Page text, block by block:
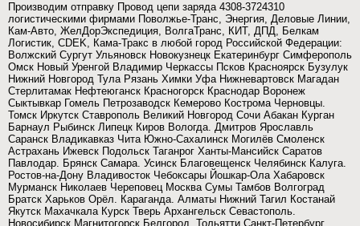
Производим отправку Провод цепи заряда 4308-3724310
логистическими фирмами Поволжье-Транс, Энергия, Деловые Линии,
Кам-Авто, ЖелДорЭкспедиция, ВолгаТранс, КИТ, ДПД, Белкам
Логистик, CDEK, Кама-Тракс в любой город Российской Федерации:
Волжский Сургут Ульяновск Новокузнецк Екатеринбург Симферополь
Омск Новый Уренгой Владимир Черкассы Псков Красноярск Бузулук
Нижний Новгород Тула Рязань Химки Уфа Нижневартовск Магадан
Стерлитамак Нефтеюганск Красногорск Краснодар Воронеж
Сыктывкар Гомель Петрозаводск Кемерово Кострома Черновцы.
Томск Иркутск Ставрополь Великий Новгород Сочи Абакан Курган
Барнаул Рыбинск Липецк Киров Вологда. Дмитров Ярославль
Саранск Владикавказ Чита Южно-Сахалинск Могилёв Смоленск
Астрахань Ижевск Подольск Таганрог Ханты-Мансийск Саратов
Павлодар. Брянск Самара. Усинск Благовещенск Челябинск Калуга.
Ростов-на-Дону Владивосток Чебоксары Йошкар-Ола Хабаровск
Мурманск Николаев Череповец Москва Сумы Тамбов Волгоград
Братск Харьков Орёл. Караганда. Алматы Нижний Тагил Костанай
Якутск Махачкала Курск Тверь Архангельск Севастополь.
Новосибирск Магнитогорск Белгород. Тольятти Санкт-Петербург